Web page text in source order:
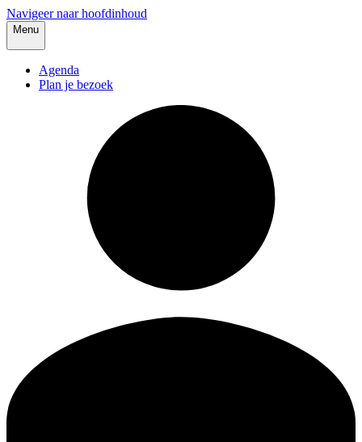
Navigeer naar hoofdinhoud
Menu
Agenda
Plan je bezoek